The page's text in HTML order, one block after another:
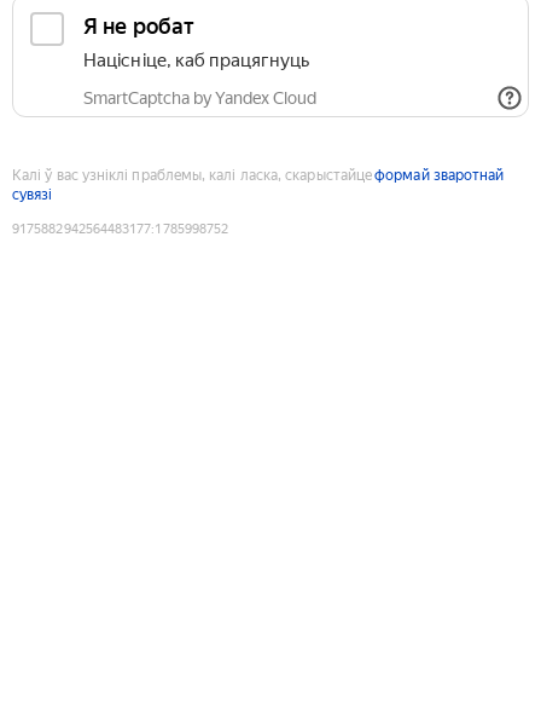
Я не робат
Націсніце, каб працягнуць
SmartCaptcha by Yandex Cloud
Калі ў вас узніклі праблемы, калі ласка, скарыстайцеформай зваротнай
сувязі
9175882942564483177:1785998752